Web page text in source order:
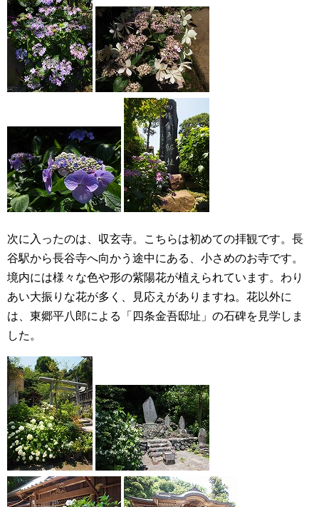
次に入ったのは、収玄寺。こちらは初めての拝観です。長
谷駅から長谷寺へ向かう途中にある、小さめのお寺です。
境内には様々な色や形の紫陽花が植えられています。わり
あい大振りな花が多く、見応えがありますね。花以外に
は、東郷平八郎による「四条金吾邸址」の石碑を見学しま
した。